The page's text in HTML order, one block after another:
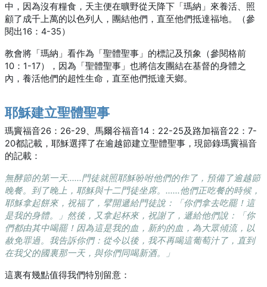
中，因為沒有糧食，天主便在曠野從天降下「瑪納」來養活、照
顧了成千上萬的以色列人，團結他們，直至他們抵達福地。（參
閱出16：4-35）
教會將「瑪納」看作為「聖體聖事」的標記及預象（參閱格前
10：1-17），因為「聖體聖事」也將信友團結在基督的身體之
內，養活他們的超性生命，直至他們抵達天鄉。
耶穌建立聖體聖事
瑪竇福音26：26-29、馬爾谷福音14：22-25及路加福音22：7-
20都記載，耶穌選擇了在逾越節建立聖體聖事，現節錄瑪竇福音
的記載：
無酵節的第一天……門徒就照耶穌吩咐他們的作了，預備了逾越節
晚餐。到了晚上，耶穌與十二門徒坐席。……他們正吃餐的時候，
耶穌拿起餅來，祝福了，擘開遞給門徒說：「你們拿去吃罷！這
是我的身體。」然後，又拿起杯來，祝謝了，遞給他們說：「你
們都由其中喝罷！因為這是我的血，新約的血，為大眾傾流，以
赦免罪過。我告訴你們：從今以後，我不再喝這葡萄汁了，直到
在我父的國裏那一天，與你們同喝新酒。」
這裏有幾點值得我們特別留意：